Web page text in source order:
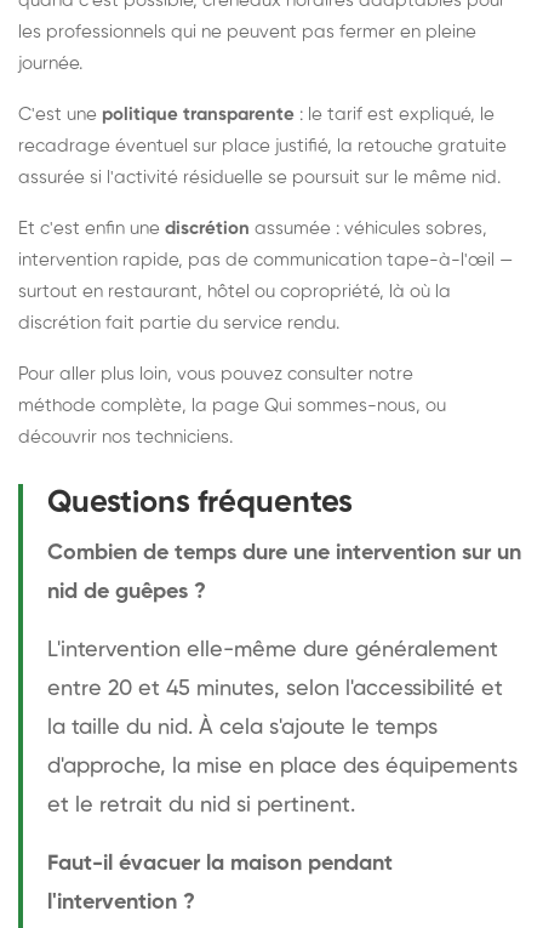
les professionnels qui ne peuvent pas fermer en pleine
journée.
C'est une politique transparente : le tarif est expliqué, le
recadrage éventuel sur place justifié, la retouche gratuite
assurée si l'activité résiduelle se poursuit sur le même nid.
Et c'est enfin une discrétion assumée : véhicules sobres,
intervention rapide, pas de communication tape-à-l'œil —
surtout en restaurant, hôtel ou copropriété, là où la
discrétion fait partie du service rendu.
Pour aller plus loin, vous pouvez consulter notre
méthode complète, la page Qui sommes-nous, ou
découvrir nos techniciens.
Questions fréquentes
Combien de temps dure une intervention sur un
nid de guêpes ?
L'intervention elle-même dure généralement
entre 20 et 45 minutes, selon l'accessibilité et
la taille du nid. À cela s'ajoute le temps
d'approche, la mise en place des équipements
et le retrait du nid si pertinent.
Faut-il évacuer la maison pendant
l'intervention ?